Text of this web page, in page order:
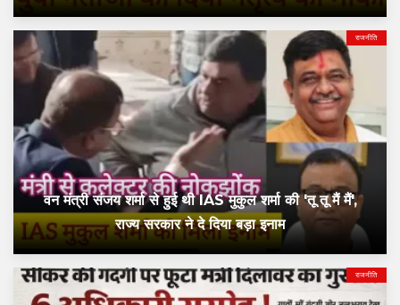
राजनीति
वन मंत्री संजय शर्मा से हुई थी IAS मुकुल शर्मा की 'तू तू मैं मैं',
राज्य सरकार ने दे दिया बड़ा इनाम
राजनीति